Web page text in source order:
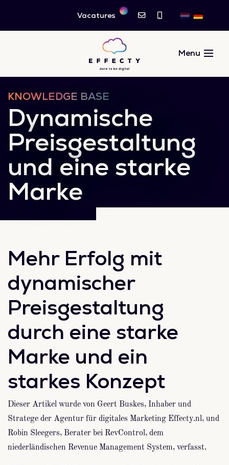
Vacatures
KNOWLEDGE BASE
Dynamische
Preisgestaltung
und eine starke
Marke
Mehr Erfolg mit
dynamischer
Preisgestaltung
durch eine starke
Marke und ein
starkes Konzept
Dieser Artikel wurde von Geert Buskes, Inhaber und
Stratege der Agentur für digitales Marketing Effecty.nl, und
Robin Sleegers, Berater bei RevControl, dem
niederländischen Revenue Management System, verfasst.